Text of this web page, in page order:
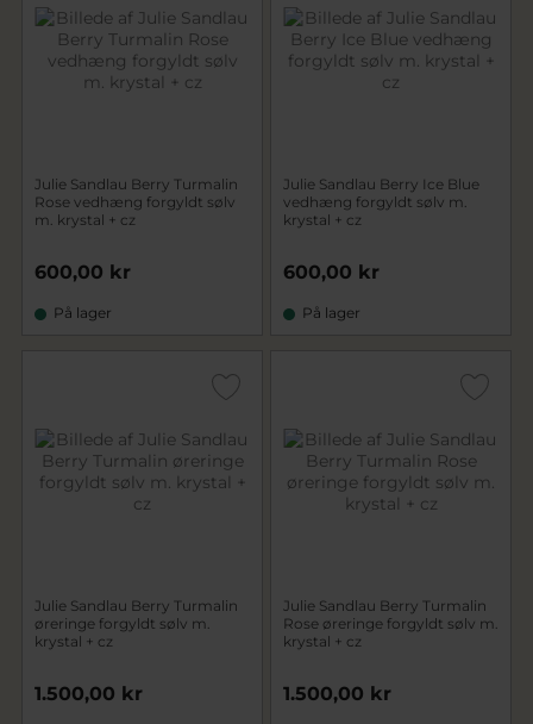
Julie Sandlau Berry Turmalin
Rose vedhæng forgyldt sølv
m. krystal + cz
600,00 kr
På lager
Julie Sandlau Berry Ice Blue
vedhæng forgyldt sølv m.
krystal + cz
600,00 kr
På lager
Julie Sandlau Berry Turmalin
øreringe forgyldt sølv m.
krystal + cz
1.500,00 kr
Julie Sandlau Berry Turmalin
Rose øreringe forgyldt sølv m.
krystal + cz
1.500,00 kr